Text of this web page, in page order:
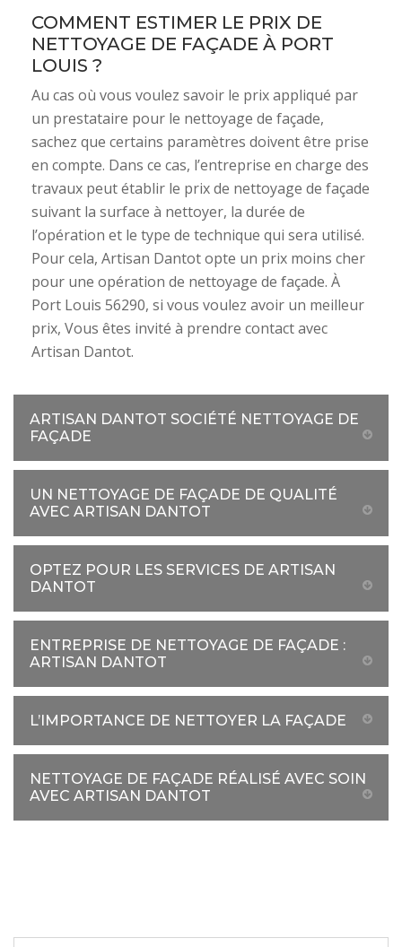
COMMENT ESTIMER LE PRIX DE
NETTOYAGE DE FAÇADE À PORT
LOUIS ?
Au cas où vous voulez savoir le prix appliqué par
un prestataire pour le nettoyage de façade,
sachez que certains paramètres doivent être prise
en compte. Dans ce cas, l’entreprise en charge des
travaux peut établir le prix de nettoyage de façade
suivant la surface à nettoyer, la durée de
l’opération et le type de technique qui sera utilisé.
Pour cela, Artisan Dantot opte un prix moins cher
pour une opération de nettoyage de façade. À
Port Louis 56290, si vous voulez avoir un meilleur
prix, Vous êtes invité à prendre contact avec
Artisan Dantot.
ARTISAN DANTOT SOCIÉTÉ NETTOYAGE DE
FAÇADE
UN NETTOYAGE DE FAÇADE DE QUALITÉ
AVEC ARTISAN DANTOT
OPTEZ POUR LES SERVICES DE ARTISAN
DANTOT
ENTREPRISE DE NETTOYAGE DE FAÇADE :
ARTISAN DANTOT
L’IMPORTANCE DE NETTOYER LA FAÇADE
NETTOYAGE DE FAÇADE RÉALISÉ AVEC SOIN
AVEC ARTISAN DANTOT